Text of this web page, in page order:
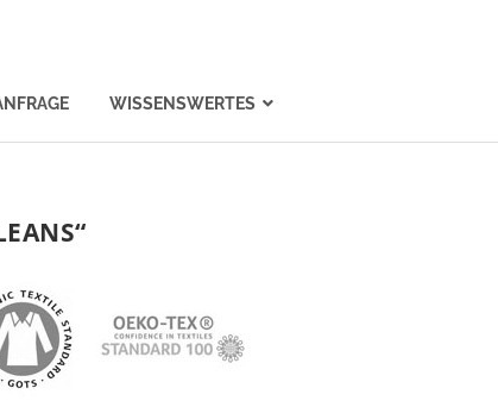
WISSENSWERTES